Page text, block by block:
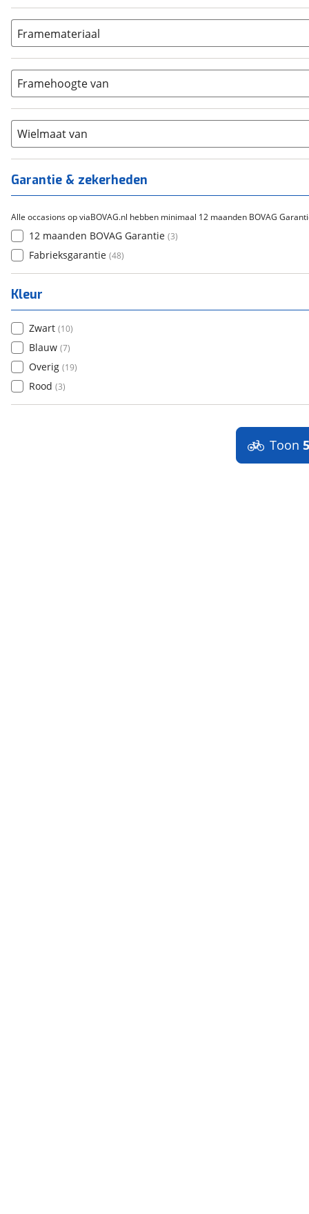
ION (0)
Gazelle (0)
Cortina (0)
Flyer (0)
Overig ( 0)
Terugtraprem (14)
Geen (19)
3-4
5-8 (4)
9-14
15-20 (0)
21+
Framemateriaal
Aluminium (2)
Carbon
Chroom-molybdeen (0)
Scandium
Staal (6 )
Tica
Framehoogte van
Wielmaat van
Garantie & zekerheden
Alle occasions op viaBOVAG.nl hebben minimaal 12 maanden BOVAG
12 maanden BOVAG Garantie (3)
Fabrieksgarantie (48)
Kleur
Zwart (10)
Blauw (7)
Overig (19)
Rood (3)
Toon